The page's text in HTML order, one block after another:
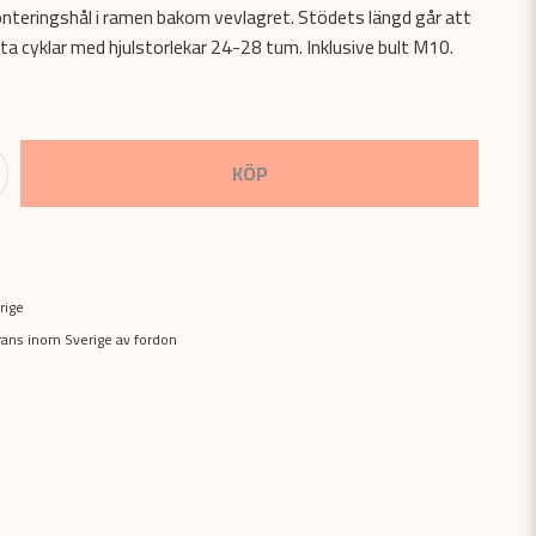
i ramen bakom vevlagret. Stödets längd går att
cyklar med hjulstorlekar 24-28 tum. Inklusive bult M10.
KÖP
inom Sverige av fordon